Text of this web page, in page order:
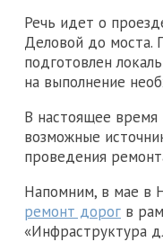
Речь идет о
Деловой до моста.
подготовлен
на выполнение
В настоящее время
возможные
проведения
Напомним, в мае в
ремонт дорог в
«Инфраструктура